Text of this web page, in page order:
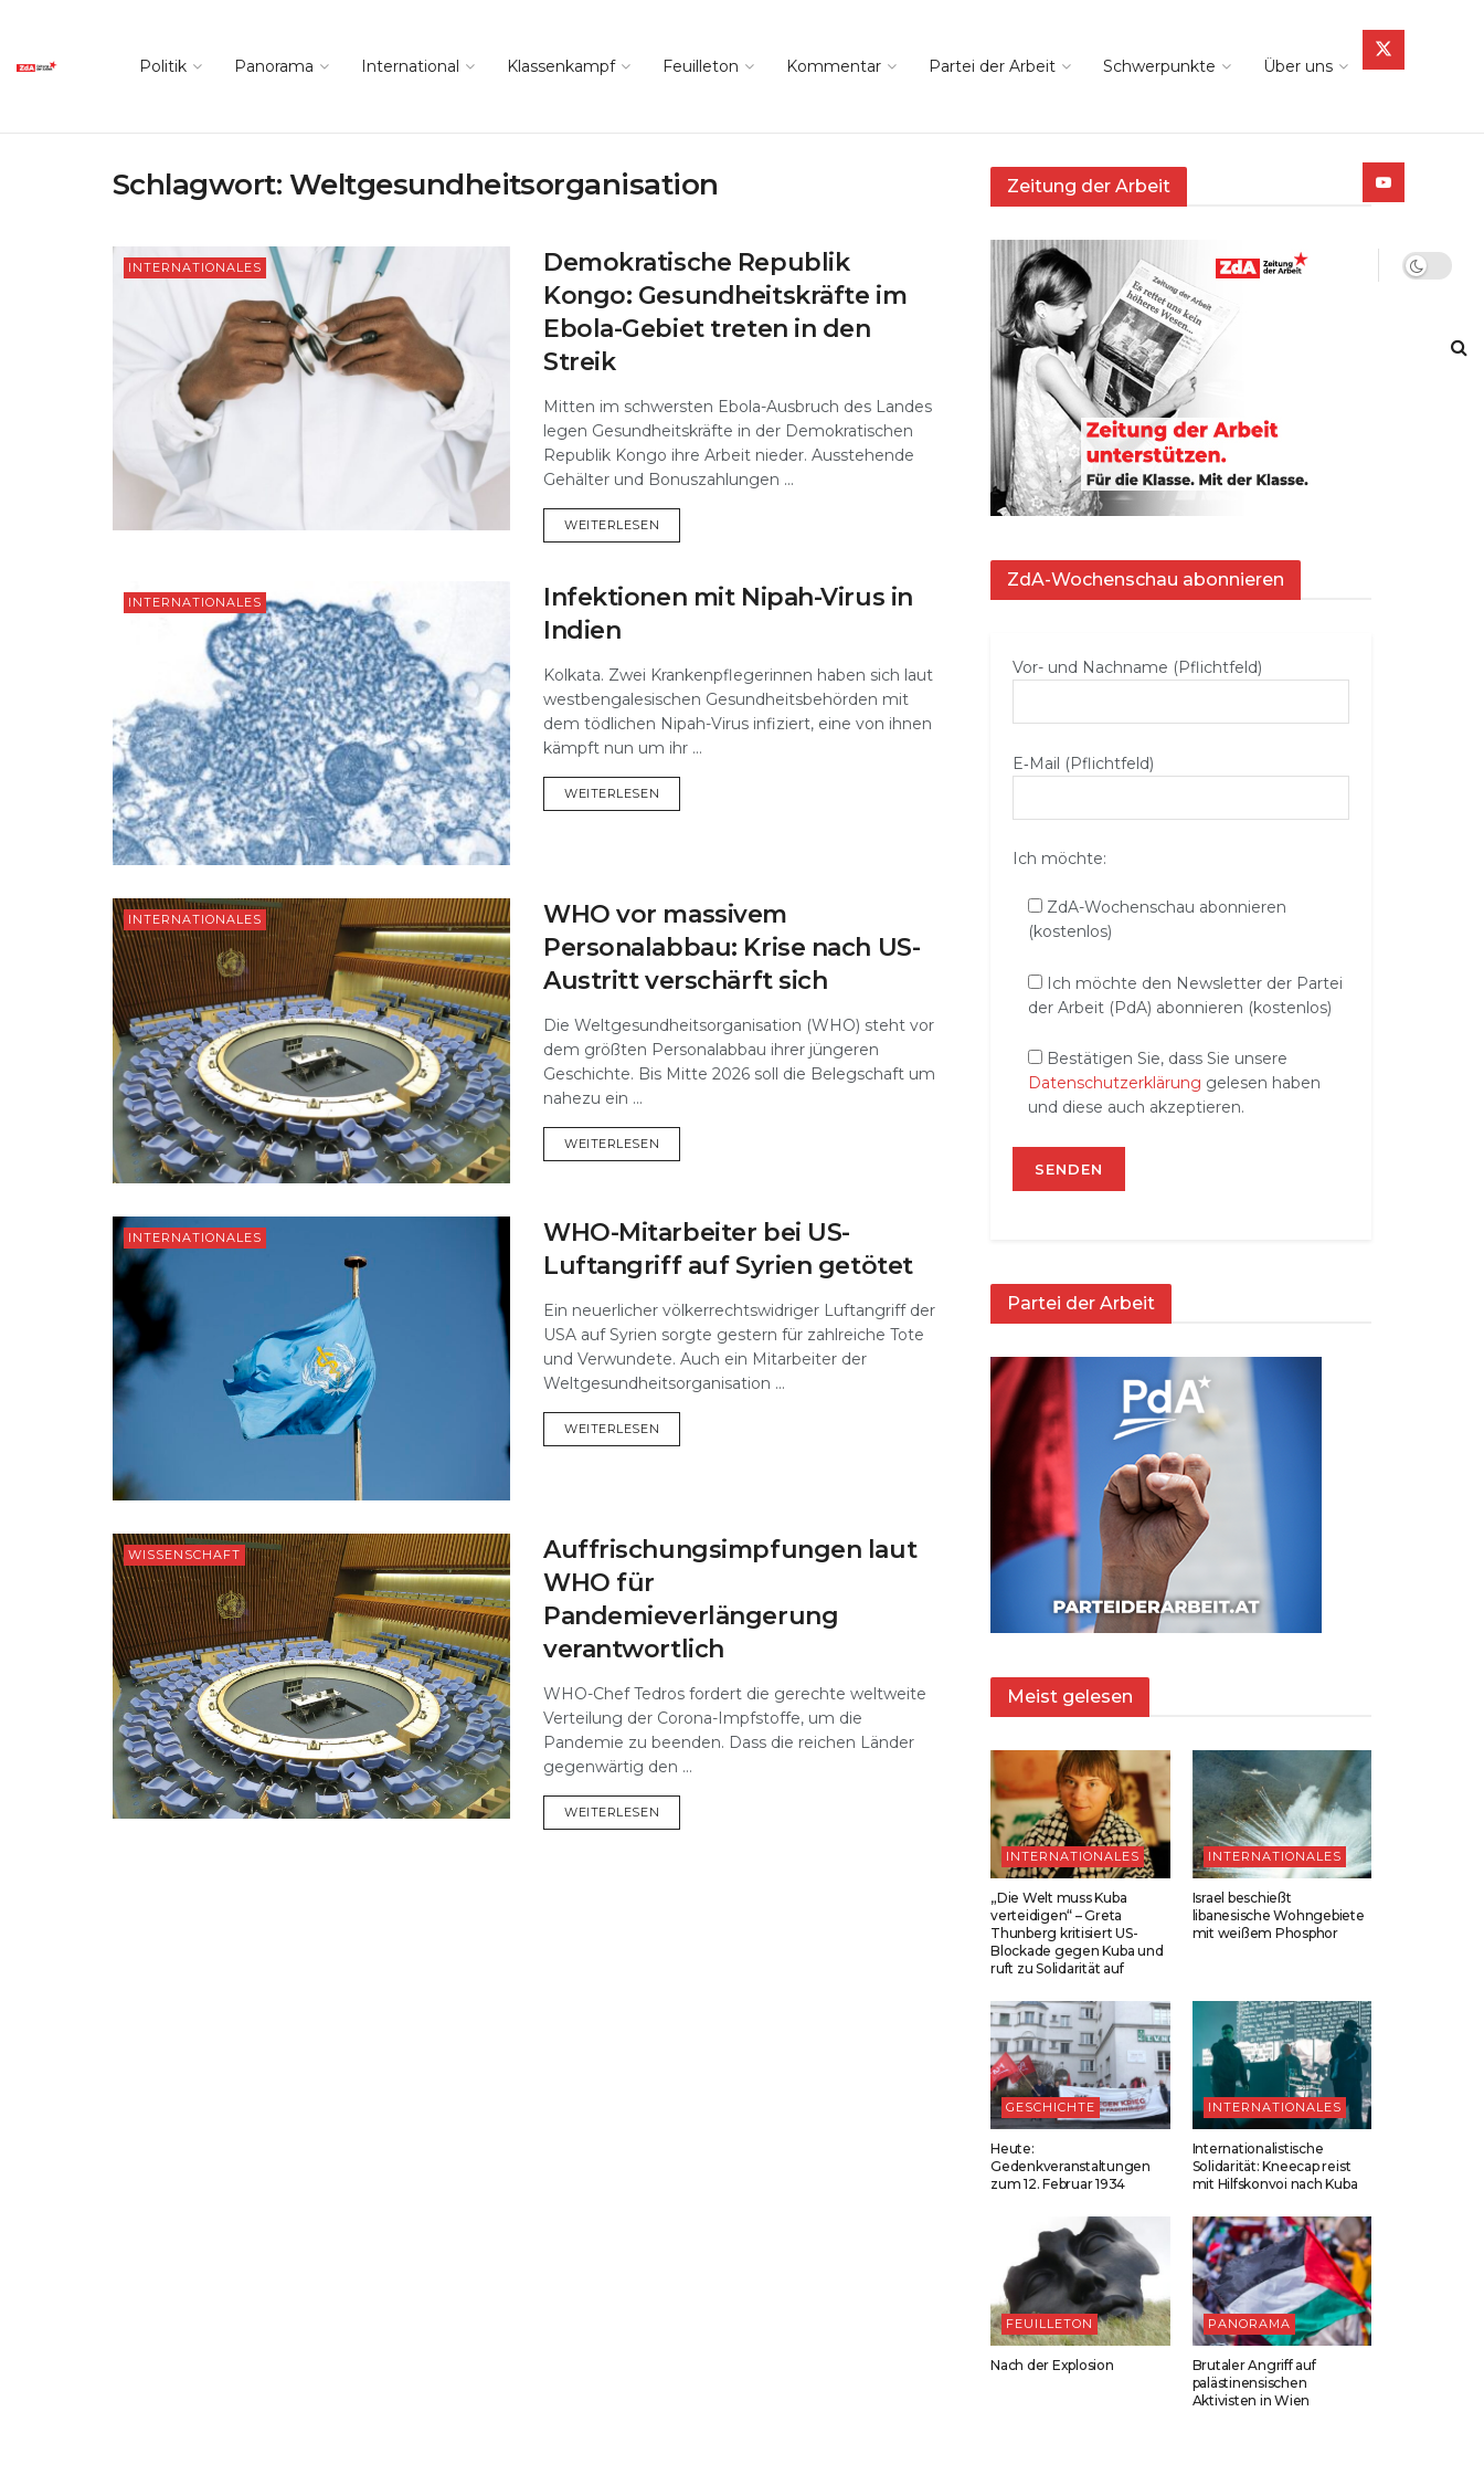
Politik Panorama International Klassenkampf Feuilleton Kommentar Partei der Arbeit Schwerpunkte Über uns
Schlagwort: Weltgesundheitsorganisation
INTERNATIONALES
Demokratische Republik
Kongo: Gesundheitskräfte im
Ebola-Gebiet treten in den
Streik
Mitten im schwersten Ebola-Ausbruch des Landes
legen Gesundheitskräfte in der Demokratischen
Republik Kongo ihre Arbeit nieder. Ausstehende
Gehälter und Bonuszahlungen ...
WEITERLESEN
INTERNATIONALES
Infektionen mit Nipah-Virus in
Indien
Kolkata. Zwei Krankenpflegerinnen haben sich laut
westbengalesischen Gesundheitsbehörden mit
dem tödlichen Nipah-Virus infiziert, eine von ihnen
kämpft nun um ihr ...
WEITERLESEN
INTERNATIONALES
WHO vor massivem
Personalabbau: Krise nach US-
Austritt verschärft sich
Die Weltgesundheitsorganisation (WHO) steht vor
dem größten Personalabbau ihrer jüngeren
Geschichte. Bis Mitte 2026 soll die Belegschaft um
nahezu ein ...
WEITERLESEN
INTERNATIONALES
WHO-Mitarbeiter bei US-
Luftangriff auf Syrien getötet
Ein neuerlicher völkerrechtswidriger Luftangriff der
USA auf Syrien sorgte gestern für zahlreiche Tote
und Verwundete. Auch ein Mitarbeiter der
Weltgesundheitsorganisation ...
WEITERLESEN
WISSENSCHAFT
Auffrischungsimpfungen laut
WHO für
Pandemieverlängerung
verantwortlich
WHO-Chef Tedros fordert die gerechte weltweite
Verteilung der Corona-Impfstoffe, um die
Pandemie zu beenden. Dass die reichen Länder
gegenwärtig den ...
WEITERLESEN
Zeitung der Arbeit
ZdA-Wochenschau abonnieren
Vor- und Nachname (Pflichtfeld)
E‑Mail (Pflichtfeld)
Ich möchte:
ZdA-Wochenschau abonnieren
(kostenlos)
Ich möchte den Newsletter der Partei
der Arbeit (PdA) abonnieren (kostenlos)
Bestätigen Sie, dass Sie unsere
Datenschutzerklärung gelesen haben
und diese auch akzeptieren.
Partei der Arbeit
Meist gelesen
INTERNATIONALES
„Die Welt muss Kuba
verteidigen“ – Greta
Thunberg kritisiert US-
Blockade gegen Kuba und
ruft zu Solidarität auf
INTERNATIONALES
Israel beschießt
libanesische Wohngebiete
mit weißem Phosphor
GESCHICHTE
Heute:
Gedenkveranstaltungen
zum 12. Februar 1934
INTERNATIONALES
Internationalistische
Solidarität: Kneecap reist
mit Hilfskonvoi nach Kuba
FEUILLETON
Nach der Explosion
PANORAMA
Brutaler Angriff auf
palästinensischen
Aktivisten in Wien